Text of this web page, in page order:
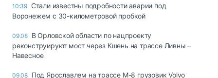
10:39 Стали известны подробности аварии под
Воронежем с 30-километровой пробкой
09.08 В Орловской области по нацпроекту
реконструируют мост через Кшень на трассе Ливны –
Навесное
09.08 Под Ярославлем на трассе М-8 грузовик Volvo